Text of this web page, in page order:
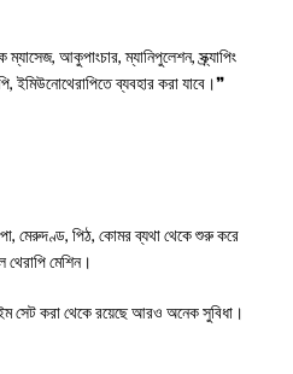
আকুপাংচার, ম্যানিপুলেশন, স্ক্র্যাপিং
ইমিউনোথেরাপিতে ব্যবহার করা যাবে।❞
মেরুদণ্ড, পিঠ, কোমর ব্যথা থেকে শুরু করে
মেশিন।
সেট করা থেকে রয়েছে আরও অনেক সুবিধা।